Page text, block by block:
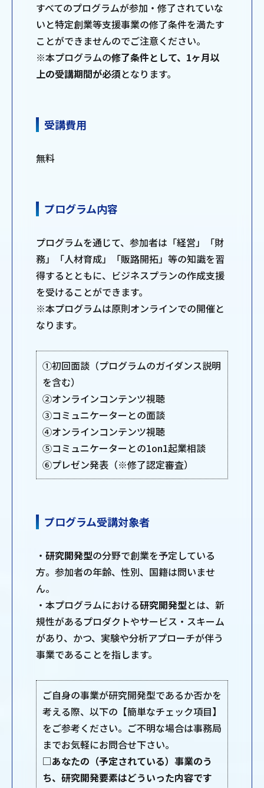
すべてのプログラムが参加・修了されていな
いと特定創業等支援事業の修了条件を満たす
ことができませんのでご注意ください。
※本プログラムの修了条件として、1ヶ月以
上の受講期間が必須となります。
受講費用
無料
プログラム内容
プログラムを通じて、参加者は「経営」「財
務」「人材育成」「販路開拓」等の知識を習
得するとともに、ビジネスプランの作成支援
を受けることができます。
※本プログラムは原則オンラインでの開催と
なります。
①初回面談（プログラムのガイダンス説明
を含む）
②オンラインコンテンツ視聴
③コミュニケーターとの面談
④オンラインコンテンツ視聴
⑤コミュニケーターとの1on1起業相談
⑥プレゼン発表（※修了認定審査）
プログラム受講対象者
・ 研究開発型の分野で創業を予定している
方。参加者の年齢、性別、国籍は問いませ
ん。
・本プログラムにおける研究開発型とは、新
規性があるプロダクトやサービス・スキーム
があり、かつ、実験や分析アプローチが伴う
事業であることを指します。
ご自身の事業が研究開発型であるか否かを
考える際、以下の【簡単なチェック項目】
をご参考ください。ご不明な場合は事務局
までお気軽にお問合せ下さい。
□あなたの（予定されている）事業のう
ち、研究開発要素はどういった内容です